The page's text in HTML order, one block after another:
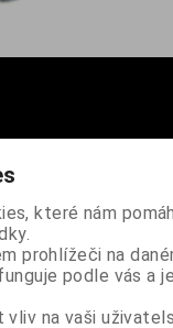
nebo je
universální velikost
které nám
prohlížeči na
podle vás a je
na vaši